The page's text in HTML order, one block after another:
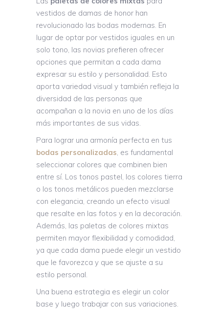
vestidos de damas de honor han
revolucionado las bodas modernas. En
lugar de optar por vestidos iguales en un
solo tono, las novias prefieren ofrecer
opciones que permitan a cada dama
expresar su estilo y personalidad. Esto
aporta variedad visual y también refleja la
diversidad de las personas que
acompañan a la novia en uno de los días
más importantes de sus vidas.
Para lograr una armonía perfecta en tus
bodas personalizadas, es fundamental
seleccionar colores que combinen bien
entre sí. Los tonos pastel, los colores tierra
o los tonos metálicos pueden mezclarse
con elegancia, creando un efecto visual
que resalte en las fotos y en la decoración.
Además, las paletas de colores mixtas
permiten mayor flexibilidad y comodidad,
ya que cada dama puede elegir un vestido
que le favorezca y que se ajuste a su
estilo personal.
Una buena estrategia es elegir un color
base y luego trabajar con sus variaciones.